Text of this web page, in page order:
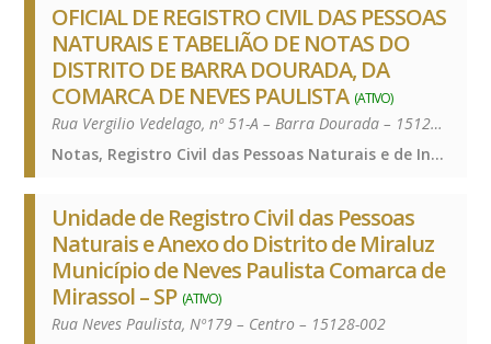
OFICIAL DE REGISTRO CIVIL DAS PESSOAS
NATURAIS E TABELIÃO DE NOTAS DO
DISTRITO DE BARRA DOURADA, DA
COMARCA DE NEVES PAULISTA (ATIVO)
Rua Vergilio Vedelago, nº 51-A – Barra Dourada – 15125-000
Notas, Registro Civil das Pessoas Naturais e de Interdições e Tutelas, Notas, Registro Civil das Pessoas Naturais e de Interdições e Tutelas, Notas, Registro Civil das Pessoas Naturais e de Interdições e Tutelas
Unidade de Registro Civil das Pessoas
Naturais e Anexo do Distrito de Miraluz
Município de Neves Paulista Comarca de
Mirassol – SP (ATIVO)
Rua Neves Paulista, Nº179 – Centro – 15128-002